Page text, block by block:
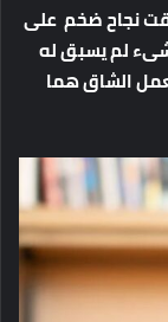
نجاحضخم على
لميسبقله
الشاقهما